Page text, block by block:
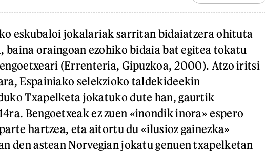
eskubaloi jokalariak sarritan bidaiatzera ohituta
baina oraingoan ezohiko bidaia bat egitea tokatu
(Errenteria, Gipuzkoa, 2000). Atzo iritsi
Espainiako selekzioko taldekideekin
Txapelketa jokatuko dute han, gaurtik
Bengoetxeak ez zuen «inondik inora» espero
hartzea, eta aitortu du «ilusioz gainezka»
den astean Norvegian jokatu genuen txapelketan